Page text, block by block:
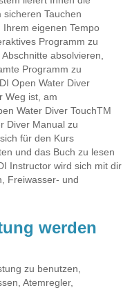
Tauchen
eigenen Tempo
Programm zu
absolvieren,
Programm zu
Open Water Diver
Weg ist, am
Water Diver TouchTM
Diver Manual zu
für den Kurs
und das Buch zu lesen
Instructor wird sich mit dir
Freiwasser- und
werden
zu benutzen,
Atemregler,